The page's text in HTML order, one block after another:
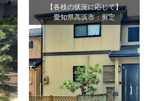
【各枝の状況に応じて】
愛知県高浜市：剪定